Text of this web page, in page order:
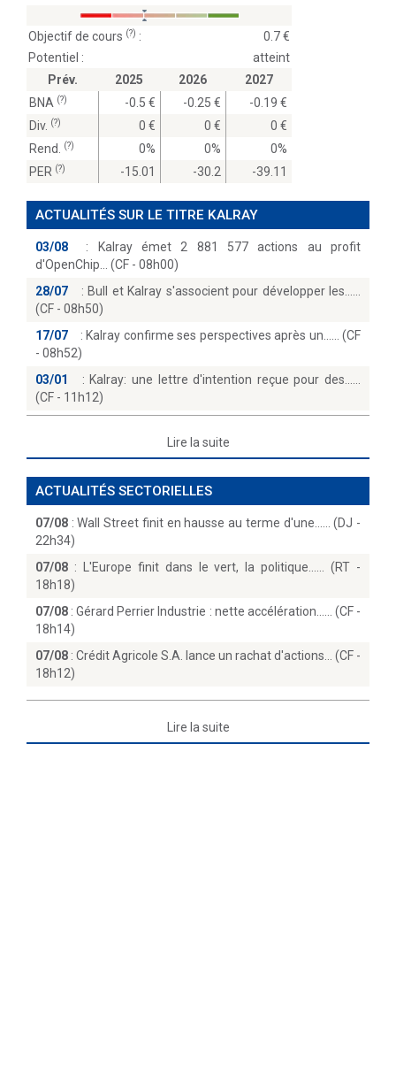
Objectif de cours (?) :
0.7
Potentiel :
atteint
Prév.
2025 2026
2027
BNA (?) -0.5 -0.25
-0.19
Div. (?) 0 0
0
Rend.
(?) 0% 0%
0%
PER (?) -15.01 -30.2 -39.11
ACTUALITÉS SUR LE TITRE KALRAY
03/08 :
Kalray émet 2 881 577 actions au profit
d'OpenChip… (CF - 08h00)
28/07
: Bull et Kalray s'associent pour développer les...
(CF - 08h50)
17/07
: Kalray confirme ses perspectives après un...… (CF
- 08h52)
03/01
: Kalray: une lettre d'intention reçue pour des...
(CF - 11h12)
Lire la suite
ACTUALITÉS SECTORIELLES
07/08 :Wall Street finit en hausse au terme d'une...… (DJ -
22h34)
07/08 :
L'Europe finit dans le vert, la politique...… (RT -
18h18)
07/08 :Gérard Perrier Industrie : nette accélération...… (CF -
18h14)
07/08 : Crédit Agricole S.A. lance un rachat d'actions… (CF -
18h12)
Lire la suite